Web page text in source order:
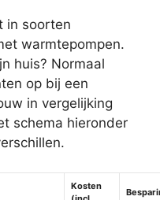
in soorten
warmtepompen.
huis? Normaal
op bij een
in vergelijking
schema hieronder
Kosten